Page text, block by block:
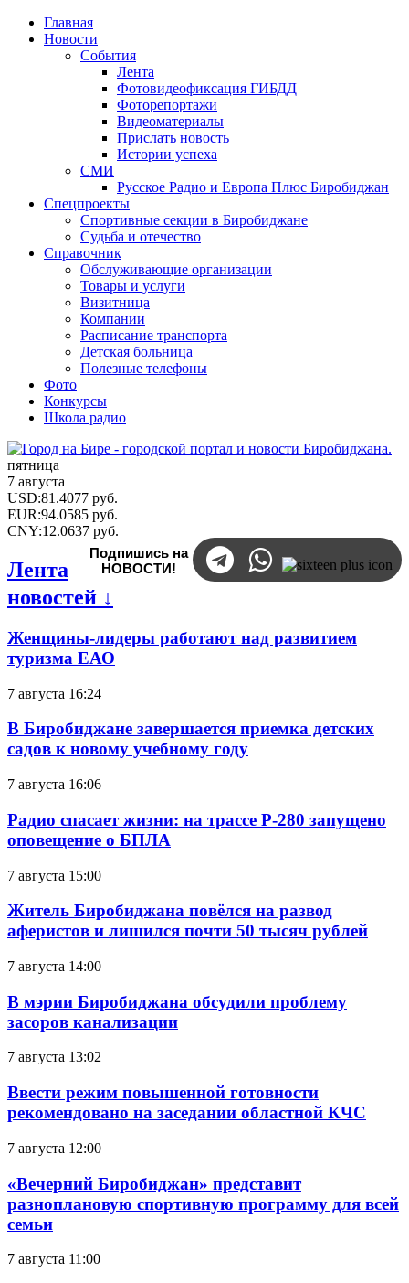
Главная
Новости
События
Лента
Фотовидеофиксация ГИБДД
Фоторепортажи
Видеоматериалы
Прислать новость
Истории успеха
СМИ
Русское Радио и Европа Плюс Биробиджан
Спецпроекты
Спортивные секции в Биробиджане
Судьба и отечество
Справочник
Обслуживающие организации
Товары и услуги
Визитница
Компании
Расписание транспорта
Детская больница
Полезные телефоны
Фото
Конкурсы
Школа радио
пятница
7 августа
USD:81.4077 руб.
EUR:94.0585 руб.
CNY:12.0637 руб.
Подпишись на
НОВОСТИ!
Лента
новостей ↓
Женщины-лидеры работают над развитием
туризма ЕАО
7 августа 16:24
В Биробиджане завершается приемка детских
садов к новому учебному году
7 августа 16:06
Радио спасает жизни: на трассе Р-280 запущено
оповещение о БПЛА
7 августа 15:00
Житель Биробиджана повёлся на развод
аферистов и лишился почти 50 тысяч рублей
7 августа 14:00
В мэрии Биробиджана обсудили проблему
засоров канализации
7 августа 13:02
Ввести режим повышенной готовности
рекомендовано на заседании областной КЧС
7 августа 12:00
«Вечерний Биробиджан» представит
разноплановую спортивную программу для всей
семьи
7 августа 11:00